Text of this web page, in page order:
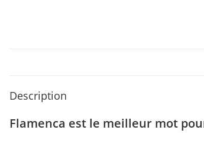
Description
Flamenca est le meilleur mot